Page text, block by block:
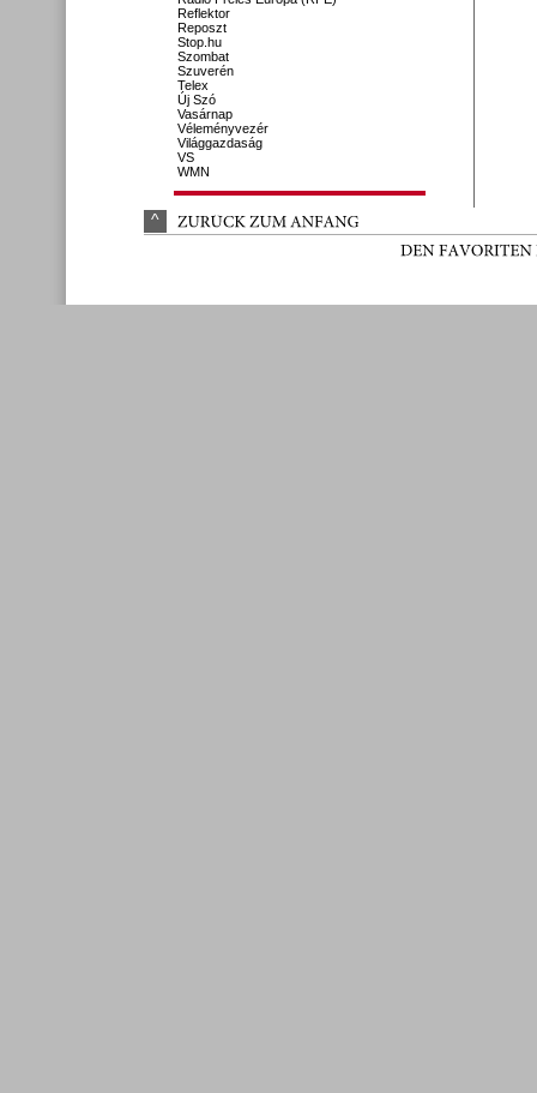
Reflektor
Reposzt
Stop.hu
Szombat
Szuverén
Telex
Új Szó
Vasárnap
Véleményvezér
Világgazdaság
VS
WMN
^ ZURÜCK ZUM ANFANG
DEN FAVORITEN